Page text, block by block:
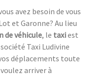
avez besoin de vous
et Garonne? Au lieu
de véhicule, le taxiest
Taxi Ludivine
déplacements toute
arriver à